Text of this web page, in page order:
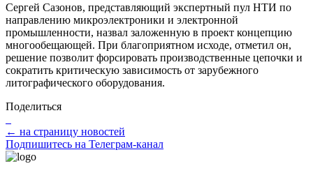
Сергей Сазонов, представляющий экспертный пул НТИ по
направлению микроэлектроники и электронной
промышленности, назвал заложенную в проект концепцию
многообещающей. При благоприятном исходе, отметил он,
решение позволит форсировать производственные цепочки и
сократить критическую зависимость от зарубежного
литографического оборудования.
Поделиться
← на страницу новостей
Подпишитесь на Телеграм-канал